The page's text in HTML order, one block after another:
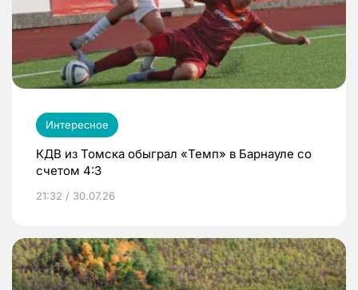
Интересное
КДВ из Томска обыграл «Темп» в Барнауле со
счетом 4:3
21:32 / 30.07.26